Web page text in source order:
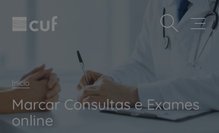
este
inclui
acessibilidade.
para
conteúdo
Prevenção e bem-estar
Grandes Áreas da Saúde
Plano +CUF
My CUF
Clientes e acompanhantes
CUF Academic Center
Início
Marcar Consultas e Exames
online